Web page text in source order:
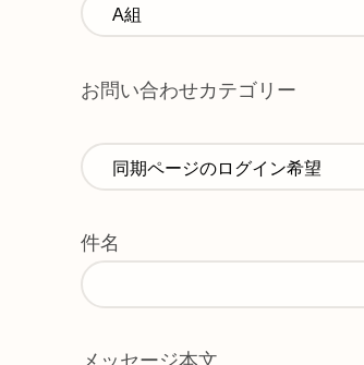
お問い合わせカテゴリー
件名
メッセージ本文